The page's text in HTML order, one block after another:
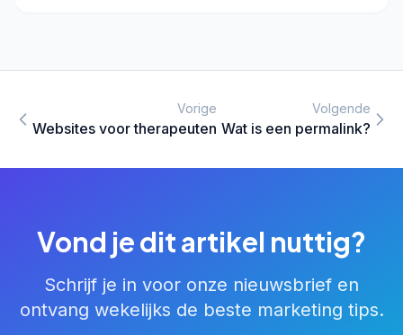
Vorige
Websites voor therapeuten
Volgende
Wat is een permalink?
Vond je dit artikel nuttig?
Schrijf je in voor onze nieuwsbrief en
ontvang wekelijks de beste marketing tips.